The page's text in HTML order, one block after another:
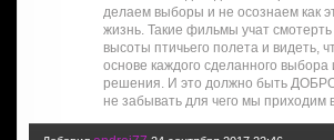
делаем выборы и не осознаем как
жизнь. Такие фильмы учат
высоты птичьего полета и видеть,
основе каждого сделанного выбора
решения. И это должно быть
не забывать для чего мы приходим